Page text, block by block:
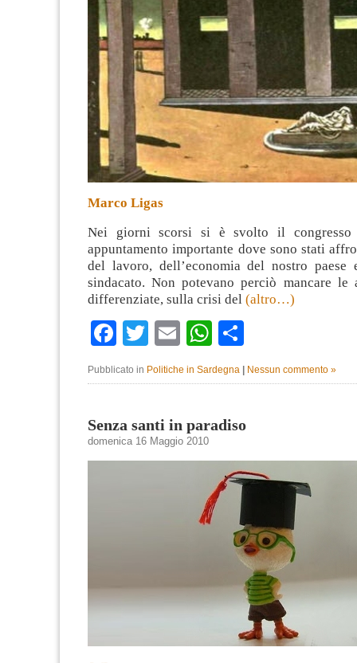
Marco Ligas
Nei giorni scorsi si è svolto il
appuntamento importante dove sono stati
del lavoro, dell’economia del nostro
sindacato. Non potevano perciò mancare le
differenziate, sulla crisi del (altro…)
Facebook
TwitterEmailWhatsApp
Pubblicato in Politiche in Sardegna | Nessun commento »
Senza santi in paradiso
domenica 16 Maggio 2010